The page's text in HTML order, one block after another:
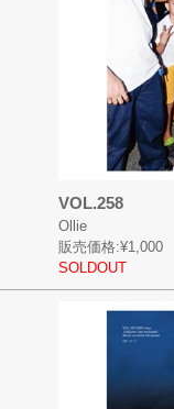
VOL.258
Ollie
販売価格:¥1,000
SOLDOUT